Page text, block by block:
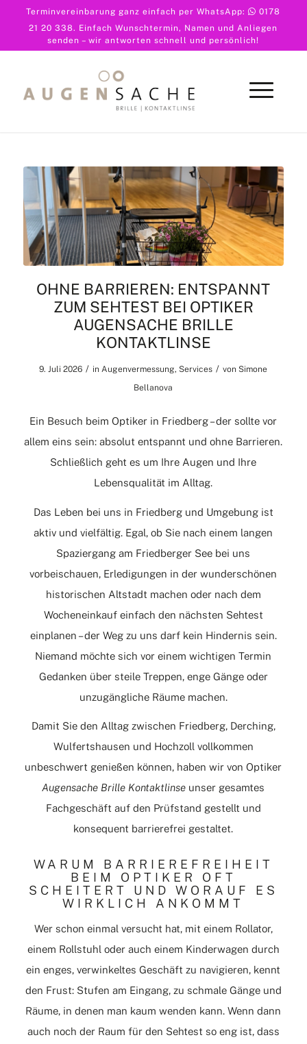
Terminvereinbarung ganz einfach per WhatsApp:
0178
21 20 338. Einfach Wunschtermin, Namen und Anliegen
senden – wir antworten schnell und persönlich!
OHNE BARRIEREN: ENTSPANNT
ZUM SEHTEST BEI OPTIKER
AUGENSACHE BRILLE
KONTAKTLINSE
9. Juli 2026 / inAugenvermessung, Services / von Simone
Bellanova
Ein Besuch beim Optiker in Friedberg – der sollte vor
allem eins sein: absolut entspannt und ohne Barrieren.
Schließlich geht es um Ihre Augen und Ihre
Lebensqualität im Alltag.
Das Leben bei uns in Friedberg und Umgebung ist
aktiv und vielfältig. Egal, ob Sie nach einem langen
Spaziergang am Friedberger See bei uns
vorbeischauen, Erledigungen in der wunderschönen
historischen Altstadt machen oder nach dem
Wocheneinkauf einfach den nächsten Sehtest
einplanen – der Weg zu uns darf kein Hindernis sein.
Niemand möchte sich vor einem wichtigen Termin
Gedanken über steile Treppen, enge Gänge oder
unzugängliche Räume machen.
Damit Sie den Alltag zwischen Friedberg, Derching,
Wulfertshausen und Hochzoll vollkommen
unbeschwert genießen können, haben wir von Optiker
Augensache Brille Kontaktlinse unser gesamtes
Fachgeschäft auf den Prüfstand gestellt und
konsequent barrierefrei gestaltet.
WARUM BARRIEREFREIHEIT
BEIM OPTIKER OFT
SCHEITERT UND WORAUF ES
WIRKLICH ANKOMMT
Wer schon einmal versucht hat, mit einem Rollator,
einem Rollstuhl oder auch einem Kinderwagen durch
ein enges, verwinkeltes Geschäft zu navigieren, kennt
den Frust: Stufen am Eingang, zu schmale Gänge und
Räume, in denen man kaum wenden kann. Wenn dann
auch noch der Raum für den Sehtest so eng ist, dass